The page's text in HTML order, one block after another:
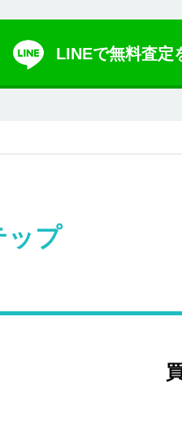
LINEで無料査定
ップ